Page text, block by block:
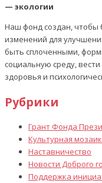
— экологии
Наш фонд создан, чтобы
изменений для
быть сплоченными,
социальную среду,
здоровья и
Рубрики
Грант Фонда
Культурная
Наставничество
Новости Доброго
Поддержка